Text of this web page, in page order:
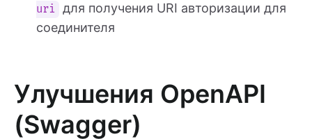
uri
для получения URI авторизации для
соединителя
Улучшения OpenAPI
(Swagger)